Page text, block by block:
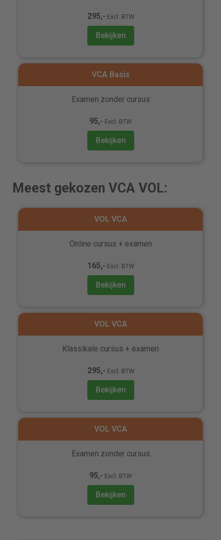
295,- Excl. BTW
Bekijken
VCA Basis
Examen zonder cursus
95,- Excl. BTW
Bekijken
Meest gekozen VCA VOL:
VOL VCA
Online cursus + examen
165,- Excl. BTW
Bekijken
VOL VCA
Klassikale cursus + examen
295,- Excl. BTW
Bekijken
VOL VCA
Examen zonder cursus
95,- Excl. BTW
Bekijken